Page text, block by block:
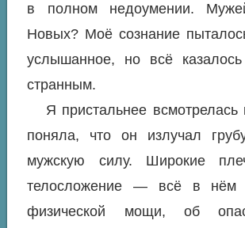
в полном недоумении.
Новых? Моё сознание
услышанное, но всё
странным.
Я пристальнее
поняла, что он излучал
мужскую силу. Широкие
телосложение — всё в нём
физической мощи, об